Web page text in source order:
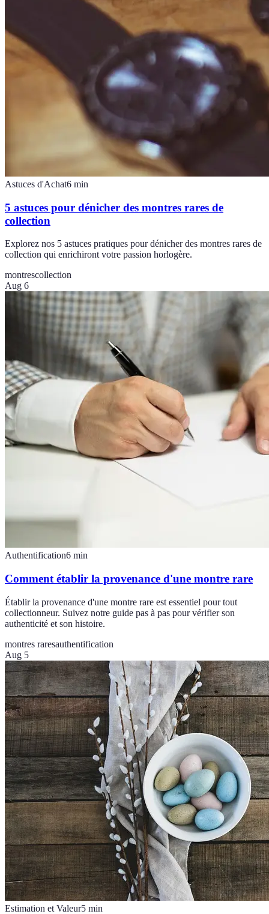
Astuces d'Achat6 min
5 astuces pour dénicher des montres rares de
collection
Explorez nos 5 astuces pratiques pour dénicher des montres rares de
collection qui enrichiront votre passion horlogère.
montrescollection
Aug 6
Authentification6 min
Comment établir la provenance d'une montre rare
Établir la provenance d'une montre rare est essentiel pour tout
collectionneur. Suivez notre guide pas à pas pour vérifier son
authenticité et son histoire.
montres raresauthentification
Aug 5
Estimation et Valeur5 min